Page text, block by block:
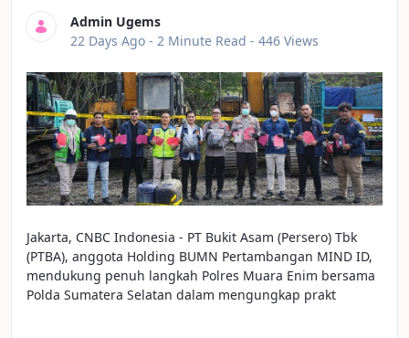
Admin Ugems
Published Date
22 Days Ago - 2 Minute Read - 446 Views
Jakarta, CNBC Indonesia - PT Bukit Asam (Persero) Tbk
(PTBA), anggota Holding BUMN Pertambangan MIND ID,
mendukung penuh langkah Polres Muara Enim bersama
Polda Sumatera Selatan dalam mengungkap prakt